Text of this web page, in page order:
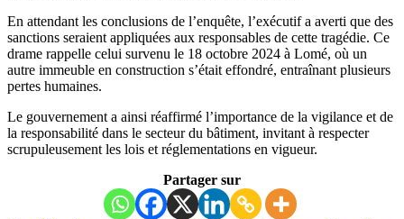
En attendant les conclusions de l’enquête, l’exécutif a averti que des
sanctions seraient appliquées aux responsables de cette tragédie. Ce
drame rappelle celui survenu le 18 octobre 2024 à Lomé, où un
autre immeuble en construction s’était effondré, entraînant plusieurs
pertes humaines.
Le gouvernement a ainsi réaffirmé l’importance de la vigilance et de
la responsabilité dans le secteur du bâtiment, invitant à respecter
scrupuleusement les lois et réglementations en vigueur.
Partager sur